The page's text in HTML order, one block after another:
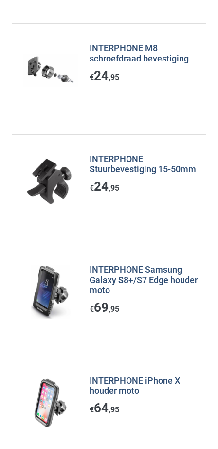
INTERPHONE M8
schroefdraad bevestiging
€24,95
INTERPHONE
Stuurbevestiging 15-50mm
€24,95
INTERPHONE Samsung
Galaxy S8+/S7 Edge houder
moto
€69,95
INTERPHONE iPhone X
houder moto
€64,95